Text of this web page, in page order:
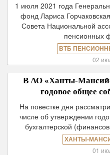
1 июля 2021 года
фонд Лариса
Совета Национальной
пенсионных
ВТБ
02
В АО «Ханты-
годовое общее
На повестке дня
числе об утверждении
бухгалтерской
ХАНТЫ-
01